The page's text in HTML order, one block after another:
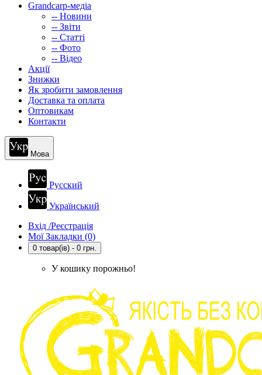
Grandcarp-медіа
-- Новини
-- Звіти
-- Статті
-- Фото
-- Відео
Акції
Знижки
Як зробити замовлення
Доставка та оплата
Оптовикам
Контакти
Мова
Русский
Український
Вхід /Реєстрація
Мої Закладки (0)
0 товар(ів) - 0 грн.
У кошику порожньо!